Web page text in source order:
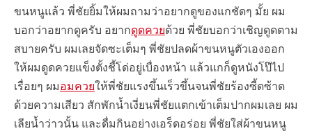
ขนหนูแล้ว พี่ชัยยิ้มให้ผมถามว่าอยากดูของแกชัดๆ มั้ย ผม
บอกว่าอยากดูครับ อยากดูดควยด้วย พี่ชัยบอกว่าเชิญดูดตาม
สบายครับ ผมเลยจัดซะเต็มๆ พี่ชัยปลดผ้าขนหนูตัวเองออก
ให้ผมดูดควยแข็งตั้งชี้โด่อยู่เบื่องหน้า แล้วแกก็ดูหนังโป๊ไป
เรื่อยๆ ผมอมควยให้พี่ชัยแรงขึ้นเร็วขึ้นจนพี่ชัยร้องซี้ดซ้าด
ด้วยความเสียว สักพักน้ำเงี่ยนพี่ชัยแตกเข้าเต็มปากผมเลย ผม
เลียน้ำว่าวนั้น และดื่มกินอย่างเอร็ดอร่อย พี่ชัยใส่ผ้าขนหนู